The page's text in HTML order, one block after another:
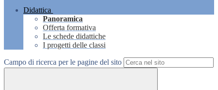
Didattica
Panoramica
Offerta formativa
Le schede didattiche
I progetti delle classi
Campo di ricerca per le pagine del sito